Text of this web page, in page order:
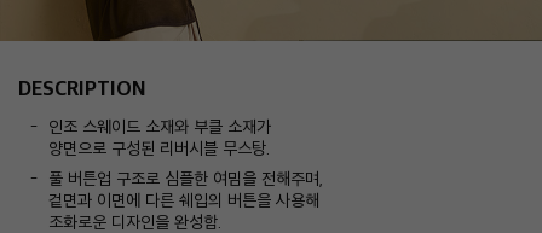
DESCRIPTION
인조 스웨이드 소재와 부클 소재가
양면으로 구성된 리버시블 무스탕.
풀 버튼업 구조로 심플한 여밈을 전해주며,
겉면과 이면에 다른 쉐입의 버튼을 사용해
조화로운 디자인을 완성함.